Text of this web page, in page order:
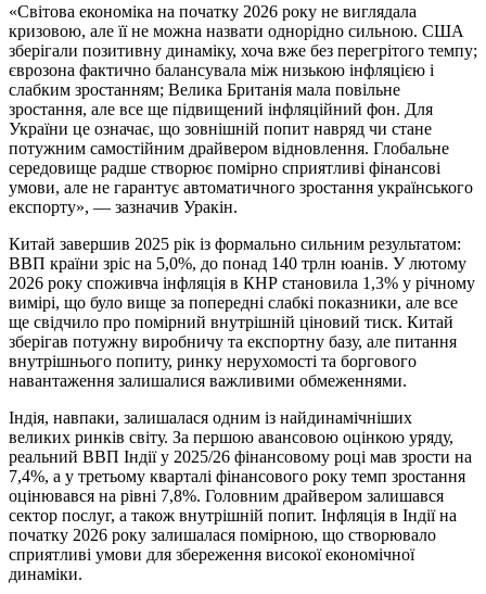
«Світова економіка на початку 2026 року не виглядала
кризовою, але її не можна назвати однорідно сильною. США
зберігали позитивну динаміку, хоча вже без перегрітого темпу;
єврозона фактично балансувала між низькою інфляцією і
слабким зростанням; Велика Британія мала повільне
зростання, але все ще підвищений інфляційний фон. Для
України це означає, що зовнішній попит навряд чи стане
потужним самостійним драйвером відновлення. Глобальне
середовище радше створює помірно сприятливі фінансові
умови, але не гарантує автоматичного зростання українського
експорту», — зазначив Уракін.
Китай завершив 2025 рік із формально сильним результатом:
ВВП країни зріс на 5,0%, до понад 140 трлн юанів. У лютому
2026 року споживча інфляція в КНР становила 1,3% у річному
вимірі, що було вище за попередні слабкі показники, але все
ще свідчило про помірний внутрішній ціновий тиск. Китай
зберігав потужну виробничу та експортну базу, але питання
внутрішнього попиту, ринку нерухомості та боргового
навантаження залишалися важливими обмеженнями.
Індія, навпаки, залишалася одним із найдинамічніших
великих ринків світу. За першою авансовою оцінкою уряду,
реальний ВВП Індії у 2025/26 фінансовому році мав зрости на
7,4%, а у третьому кварталі фінансового року темп зростання
оцінювався на рівні 7,8%. Головним драйвером залишався
сектор послуг, а також внутрішній попит. Інфляція в Індії на
початку 2026 року залишалася помірною, що створювало
сприятливі умови для збереження високої економічної
динаміки.